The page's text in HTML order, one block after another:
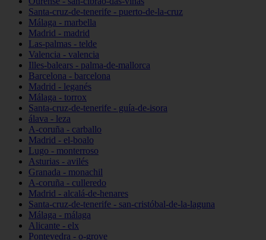
Santa-cruz-de-tenerife - puerto-de-la-cruz
Málaga - marbella
Madrid - madrid
Las-palmas - telde
Valencia - valencia
Illes-balears - palma-de-mallorca
Barcelona - barcelona
Madrid - leganés
Málaga - torrox
Santa-cruz-de-tenerife - guía-de-isora
álava - leza
A-coruña - carballo
Madrid - el-boalo
Lugo - monterroso
Asturias - avilés
Granada - monachil
A-coruña - culleredo
Madrid - alcalá-de-henares
Santa-cruz-de-tenerife - san-cristóbal-de-la-laguna
Málaga - málaga
Alicante - elx
Pontevedra - o-grove